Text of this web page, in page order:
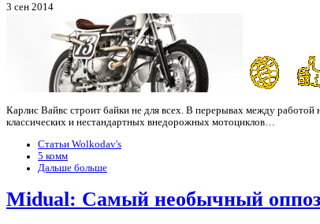
3 сен 2014
Карлис Вайвс строит байки не для всех. В перерывах между работой
классических и нестандартных внедорожных мотоциклов…
Статьи Wolkodav's
5 комм
Дальше больше
Midual: Самый необычный